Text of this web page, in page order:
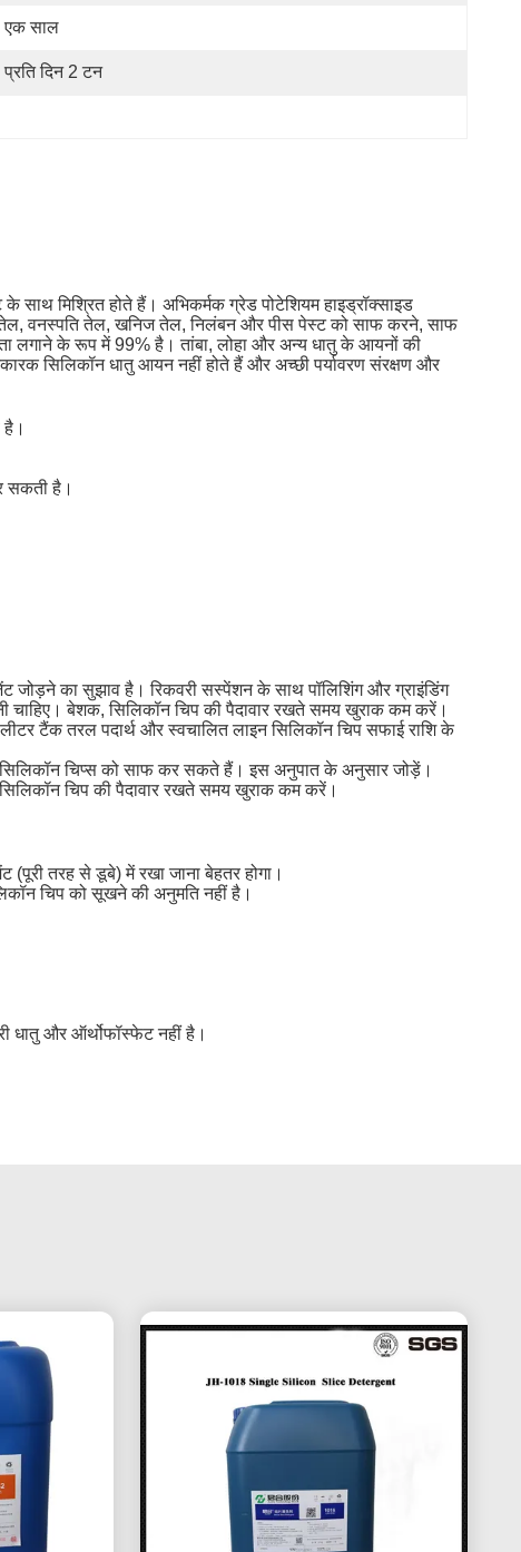
एक साल
प्रति दिन 2 टन
साथ मिश्रित होते हैं। अभिकर्मक ग्रेड पोटेशियम हाइड्रॉक्साइड
वनस्पति तेल, खनिज तेल, निलंबन और पीस पेस्ट को साफ करने, साफ
लगाने के रूप में 99% है। तांबा, लोहा और अन्य धातु के आयनों की
सिलिकॉन धातु आयन नहीं होते हैं और अच्छी पर्यावरण संरक्षण और
है।
सकती है।
जोड़ने का सुझाव है। रिकवरी सस्पेंशन के साथ पॉलिशिंग और ग्राइंडिंग
बेशक, सिलिकॉन चिप की पैदावार रखते समय खुराक कम करें।
टैंक तरल पदार्थ और स्वचालित लाइन सिलिकॉन चिप सफाई राशि के
चिप्स को साफ कर सकते हैं। इस अनुपात के अनुसार जोड़ें।
चिप की पैदावार रखते समय खुराक कम करें।
तरह से डूबे) में रखा जाना बेहतर होगा।
चिप को सूखने की अनुमति नहीं है।
धातु और ऑर्थोफॉस्फेट नहीं है।